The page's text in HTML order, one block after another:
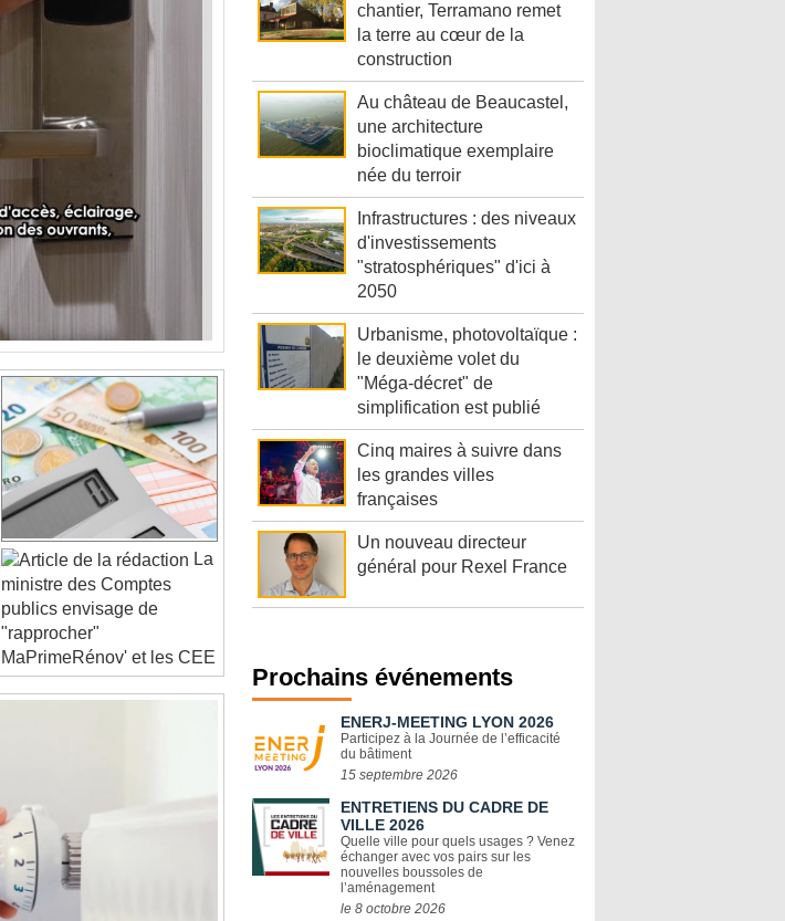
La
ministre des Comptes
publics envisage de
"rapprocher"
MaPrimeRénov' et les CEE
chantier, Terramano remet
la terre au cœur de la
construction
Au château de Beaucastel,
une architecture
bioclimatique exemplaire
née du terroir
Infrastructures : des niveaux
d'investissements
"stratosphériques" d'ici à
2050
Urbanisme, photovoltaïque :
le deuxième volet du
"Méga-décret" de
simplification est publié
Cinq maires à suivre dans
les grandes villes
françaises
Un nouveau directeur
général pour Rexel France
Prochains événements
ENERJ-MEETING LYON 2026
Participez à la Journée de l’efficacité
du bâtiment
15 septembre 2026
ENTRETIENS DU CADRE DE
VILLE 2026
Quelle ville pour quels usages ? Venez
échanger avec vos pairs sur les
nouvelles boussoles de
l’aménagement
le 8 octobre 2026